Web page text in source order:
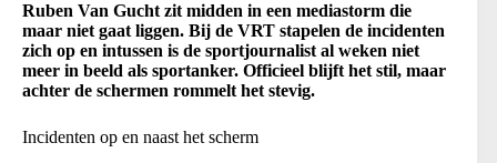
Ruben Van Gucht zit midden in een mediastorm die
maar niet gaat liggen. Bij de VRT stapelen de incidenten
zich op en intussen is de sportjournalist al weken niet
meer in beeld als sportanker. Officieel blijft het stil, maar
achter de schermen rommelt het stevig.
Incidenten op en naast het scherm